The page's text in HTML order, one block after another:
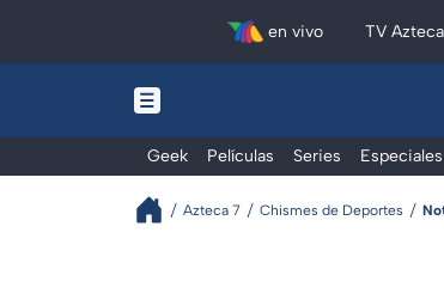
en vivo TV Azteca
Geek Películas Series Especiales
Azteca 7 Chismes de Deportes